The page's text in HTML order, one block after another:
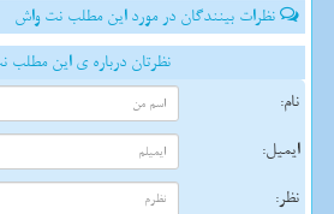
نظرات بینندگان در مورد این مطلب نت واش
نظرتان درباره ی این
نام:
ایمیل:
نظر: